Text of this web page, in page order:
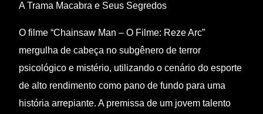
A Trama Macabra e Seus Segredos
O filme “Chainsaw Man – O Filme: Reze Arc”
mergulha de cabeça no subgênero de terror
psicológico e mistério, utilizando o cenário do esporte
de alto rendimento como pano de fundo para uma
história arrepiante. A premissa de um jovem talento